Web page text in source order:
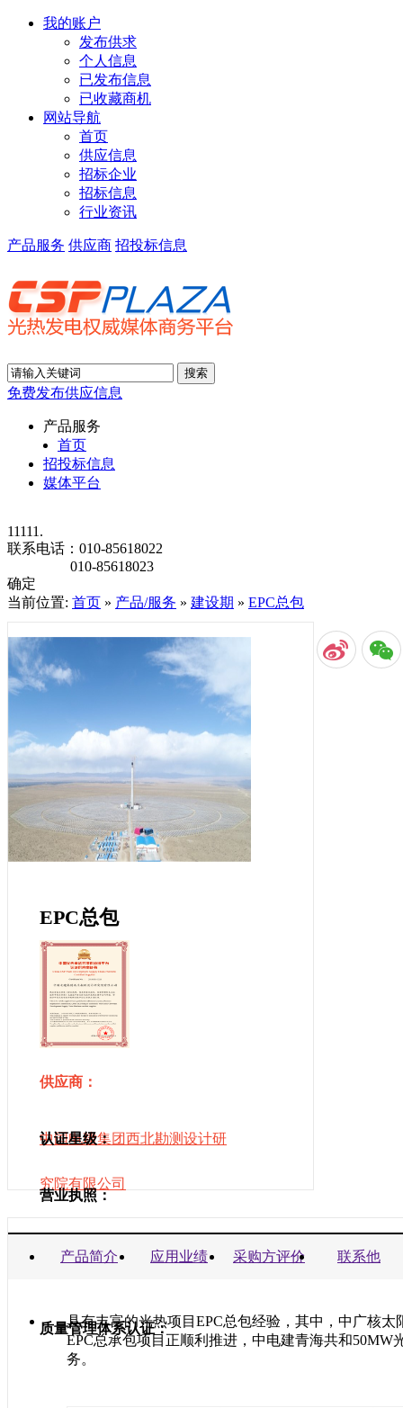
我的账户
发布供求
个人信息
已发布信息
已收藏商机
网站导航
首页
供应信息
招标企业
招标信息
行业资讯
产品服务 供应商 招投标信息
免费发布供应信息
产品服务
首页
招投标信息
媒体平台
11111.
联系电话： 010-85618022
010-85618023
确定
当前位置: 首页 » 产品/服务 » 建设期 » EPC总包
EPC总包
供应商：
中国电建集团西北勘测设计研
究院有限公司
认证星级：
营业执照：
商业信誉承诺书：
质量管理体系认证：
产品简介 应用业绩 采购方评价 联系他
具有丰富的光热项目EPC总包经验，其中，中广核
EPC总承包项目正顺利推进，中电建青海共和
务。